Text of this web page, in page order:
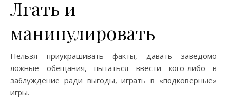
Лгать и
манипулировать
Нельзя приукрашивать факты, давать заведомо
ложные обещания, пытаться ввести кого-либо в
заблуждение ради выгоды, играть в «подковерные»
игры.